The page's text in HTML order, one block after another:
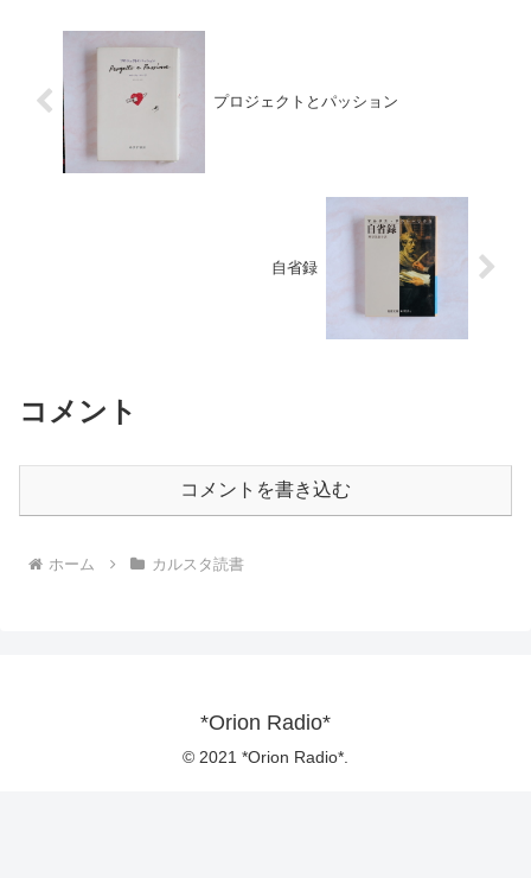
プロジェクトとパッション
自省録
コメント
コメントを書き込む
ホーム カルスタ読書
*Orion Radio*
© 2021 *Orion Radio*.